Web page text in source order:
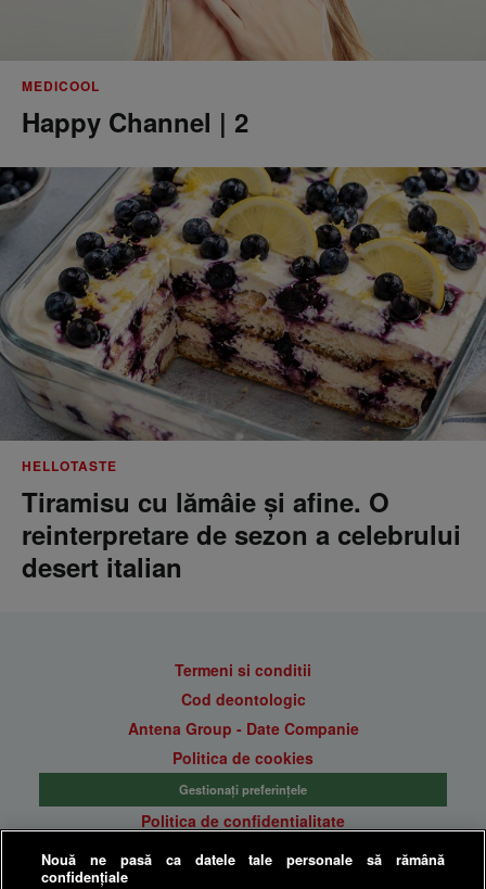
MEDICOOL
Happy Channel | 2
HELLOTASTE
Tiramisu cu lămâie și afine. O
reinterpretare de sezon a celebrului
desert italian
Termeni si conditii
Cod deontologic
Antena Group - Date Companie
Politica de cookies
Gestionați preferințele
Politica de confidentialitate
Anunturi gratuite pe Lajumate.ro
Nouă ne pasă ca datele tale personale să rămână
confidențiale